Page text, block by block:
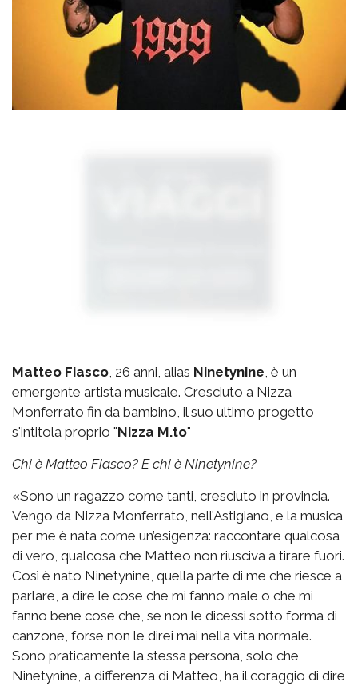
Matteo Fiasco , 26 anni, alias Ninetynine , è un
emergente artista musicale. Cresciuto a Nizza
Monferrato fin da bambino, il suo ultimo progetto
s'intitola proprio "Nizza M.to"
Chi è Matteo Fiasco? E chi è Ninetynine?
«Sono un ragazzo come tanti, cresciuto in provincia.
Vengo da Nizza Monferrato, nell’Astigiano, e la musica
per me è nata come un’esigenza: raccontare qualcosa
di vero, qualcosa che Matteo non riusciva a tirare fuori.
Così è nato Ninetynine, quella parte di me che riesce a
parlare, a dire le cose che mi fanno male o che mi
fanno bene cose che, se non le dicessi sotto forma di
canzone, forse non le direi mai nella vita normale.
Sono praticamente la stessa persona, solo che
Ninetynine, a differenza di Matteo, ha il coraggio di dire